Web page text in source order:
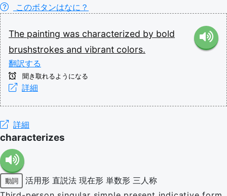
このボタンはなに？
The painting was characterized by bold
brushstrokes and vibrant colors.
翻訳する
聞き取れるようになる
詳細
詳細
characterizes
動詞 活用形 直説法 現在形 単数形 三人称